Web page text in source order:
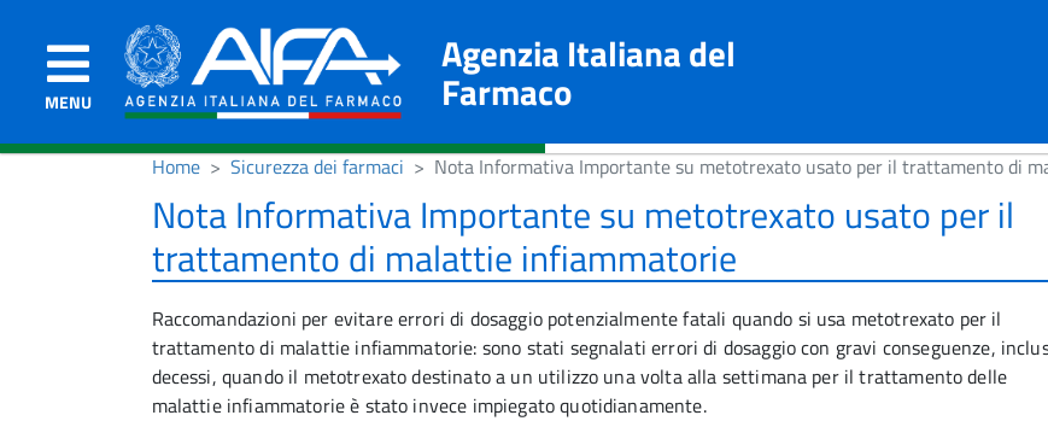
MENU
Agenzia Italiana del
Farmaco
Home Sicurezza dei farmaci Nota Informativa Importante su metotrexato usato per il trattamento di
Nota Informativa Importante su metotrexato usato per il
trattamento di malattie infiammatorie
Raccomandazioni per evitare errori di dosaggio potenzialmente fatali quando si usa metotrexato per il
trattamento di malattie infiammatorie: sono stati segnalati errori di dosaggio con gravi conseguenze,
decessi, quando il metotrexato destinato a un utilizzo una volta alla settimana per il trattamento delle
malattie infiammatorie è stato invece impiegato quotidianamente.